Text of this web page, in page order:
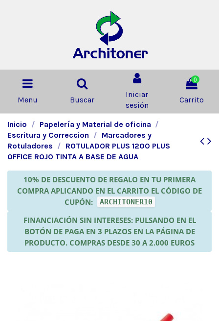
Menu Buscar
Iniciar
sesión
0
Carrito
Inicio
Papelería y Material de oficina
Escritura y Correccion
Marcadores y
Rotuladores
ROTULADOR PLUS 1200 PLUS
OFFICE ROJO TINTA A BASE DE AGUA
10% DE DESCUENTO DE REGALO EN TU PRIMERA
COMPRA APLICANDO EN EL CARRITO EL CÓDIGO DE
CUPÓN:
ARCHITONER10
FINANCIACIÓN SIN INTERESES: PULSANDO EN EL
BOTÓN DE PAGA EN 3 PLAZOS EN LA PÁGINA DE
PRODUCTO. COMPRAS DESDE 30 A 2.000 EUROS